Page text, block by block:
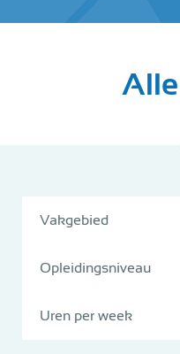
Vakgebied
Opleidingsniveau
Uren per week